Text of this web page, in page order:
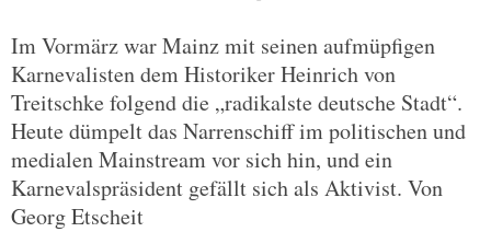
Im Vormärz war Mainz mit seinen aufmüpfigen
Karnevalisten dem Historiker Heinrich von
Treitschke folgend die „radikalste deutsche Stadt“.
Heute dümpelt das Narrenschiff im politischen und
medialen Mainstream vor sich hin, und ein
Karnevalspräsident gefällt sich als Aktivist. Von
Georg Etscheit